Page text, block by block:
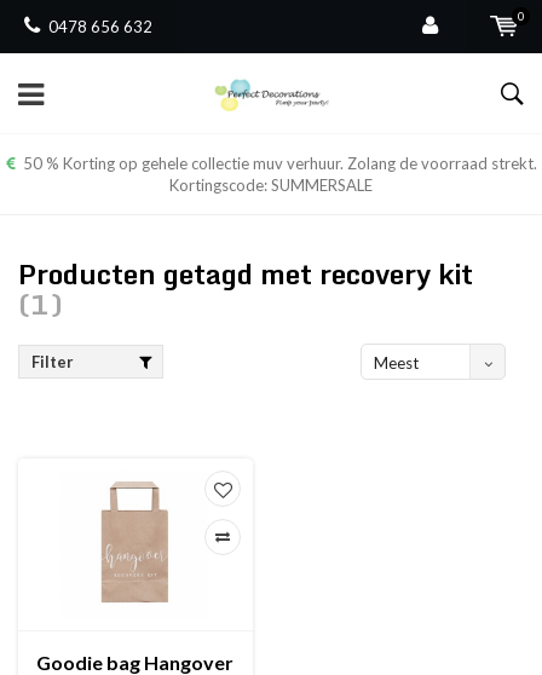
0478 656 632
0
50 % Korting op gehele collectie muv verhuur. Zolang de voorraad strekt.
Kortingscode: SUMMERSALE
Producten getagd met recovery kit
(1)
Filter
Meest
Goodie bag Hangover